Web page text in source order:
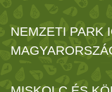
NEMZETI PARK